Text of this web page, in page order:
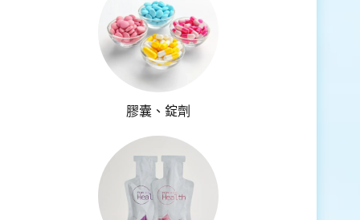
膠囊、錠劑